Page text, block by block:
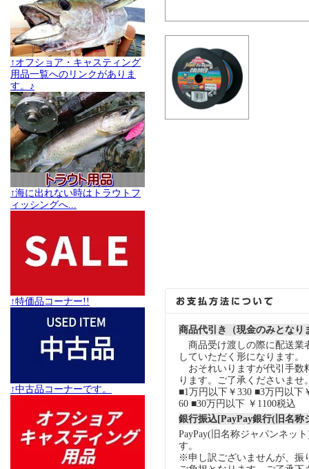
↑オフショア・キャスティング
用品一覧へのリンクがありま
す。♪
↑海に出れない時はトラウトフ
ィッシングへ...
↑特価品コーナー!!
↑中古品コーナーです。
商品代引き（現金のみとなり
商品受け渡しの際に配送業
していただく形になります。
おそれいりますが代引手数
ります。ご了承くださいませ
■1万円以下￥330 ■3万円以下
60 ■30万円以下 ￥1100税込
銀行振込[PayPay銀行(旧名称
PayPay(旧名称ジャパンネッ
す。
※申し訳ございませんが、振